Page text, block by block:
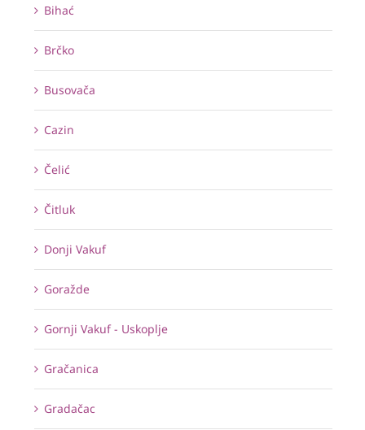
Bihać
Brčko
Busovača
Cazin
Čelić
Čitluk
Donji Vakuf
Goražde
Gornji Vakuf - Uskoplje
Gračanica
Gradačac